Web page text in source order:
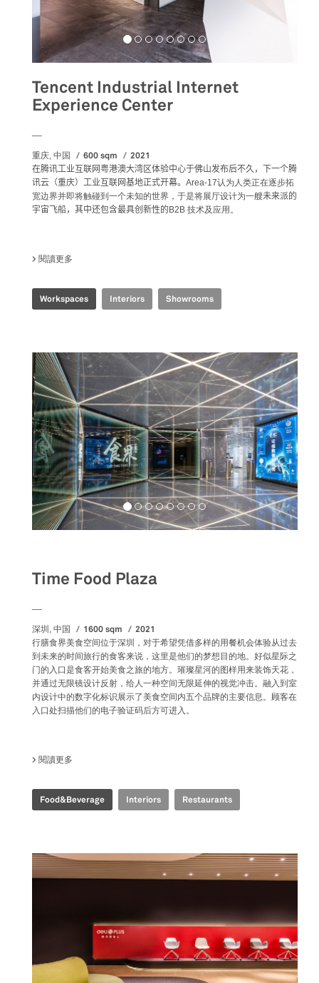
Tencent Industrial Internet
Experience Center
重庆, 中国 600 sqm 2021
在腾讯工业互联网粤港澳大湾区体验中心于佛山发布后不久，下一个腾
讯云（重庆）工业互联网基地正式开幕。 Area-17认为人类正在逐步拓
宽边界并即将触碰到一个未知的世界，于是将展厅设计为一艘未来派的
宇宙飞船，其中还包含最具创新性的 B2B 技术及应用。
閱讀更多
Workspaces Interiors Showrooms
Time Food Plaza
深圳, 中国 1600 sqm 2021
行膳食界美食空间位于深圳，对于希望凭借多样的用餐机会体验从过去
到未来的时间旅行的食客来说，这里是他们的梦想目的地。好似星际之
门的入口是食客开始美食之旅的地方。璀璨星河的图样用来装饰天花，
并通过无限镜设计反射，给人一种空间无限延伸的视觉冲击。融入到室
内设计中的数字化标识展示了美食空间内五个品牌的主要信息。顾客在
入口处扫描他们的电子验证码后方可进入。
閱讀更多
Food&Beverage Interiors Restaurants